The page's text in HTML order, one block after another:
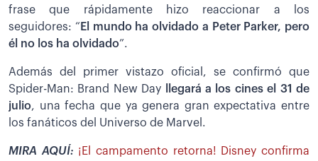
frase que rápidamente hizo reaccionar a los
seguidores: “ El mundo ha olvidado a Peter Parker, pero
él no los ha olvidado”.
Además del primer vistazo oficial, se confirmó que
Spider-Man: Brand New Day
llegará a los cines el 31 de
julio, una fecha que ya genera gran expectativa entre
los fanáticos del Universo de Marvel.
MIRA AQUÍ: ¡El campamento retorna! Disney confirma